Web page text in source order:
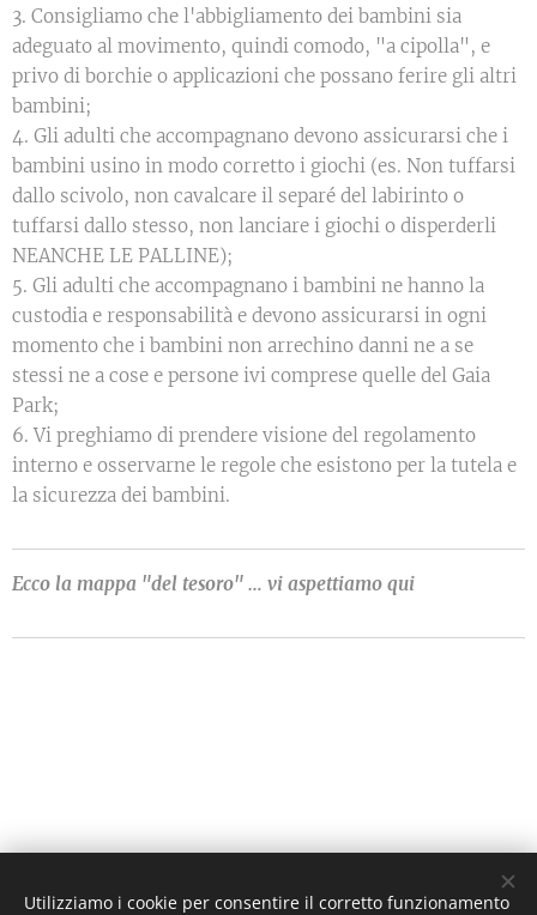
3. Consigliamo che l'abbigliamento dei bambini sia
adeguato al movimento, quindi comodo, "a cipolla", e
privo di borchie o applicazioni che possano ferire gli altri
bambini;
4. Gli adulti che accompagnano devono assicurarsi che i
bambini usino in modo corretto i giochi (es. Non tuffarsi
dallo scivolo, non cavalcare il separé del labirinto o
tuffarsi dallo stesso, non lanciare i giochi o disperderli
NEANCHE LE PALLINE);
5. Gli adulti che accompagnano i bambini ne hanno la
custodia e responsabilità e devono assicurarsi in ogni
momento che i bambini non arrechino danni ne a se
stessi ne a cose e persone ivi comprese quelle del Gaia
Park;
6. Vi preghiamo di prendere visione del regolamento
interno e osservarne le regole che esistono per la tutela e
la sicurezza dei bambini.
Ecco la mappa "del tesoro" … vi aspettiamo qui
Utilizziamo i cookie per consentire il corretto funzionamento